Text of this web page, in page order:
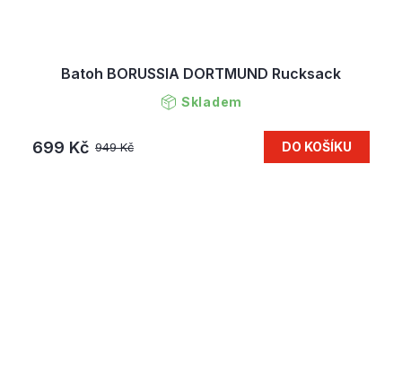
Batoh BORUSSIA DORTMUND Rucksack
Skladem
949 Kč
699 Kč DO KOŠÍKU